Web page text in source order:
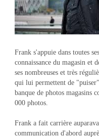
Frank s'appuie dans toutes
connaissance du magasin et
ses nombreuses et très
qui lui permettent de
banque de photos magasins
000 photos.
Frank a fait carrière
communication d'abord